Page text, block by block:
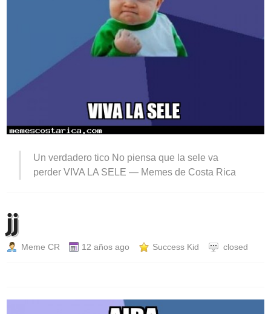
Un verdadero tico No piensa que la sele va
perder VIVA LA SELE — Memes de Costa Rica
jj
Meme CR 12 años ago Success Kid closed